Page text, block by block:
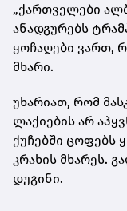
„ქართველები
ანადგურებს
ყოჩაღები ვართ,
მხარი.
უხარიათ, რომ
ლაქიების არ
ქუჩებში ცოფებს
კრახის მხარეს.
დუგინი.